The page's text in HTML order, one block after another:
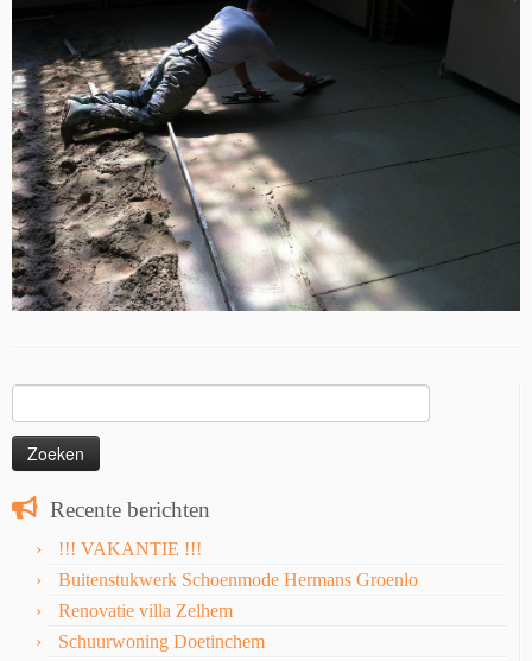
naar:
Recente berichten
!!! VAKANTIE !!!
Buitenstukwerk Schoenmode Hermans Groenlo
Renovatie villa Zelhem
Schuurwoning Doetinchem